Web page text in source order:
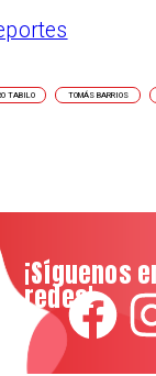
TABILO TOMÁS BARRIOS
¡Síguenos
redes!